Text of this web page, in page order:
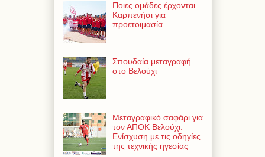
Ποιες ομάδες έρχονται
Καρπενήσι για
προετοιμασία
Σπουδαία μεταγραφή
στο Βελούχι
Μεταγραφικό σαφάρι για
τον ΑΠΟΚ Βελούχι:
Ενίσχυση με τις οδηγίες
της τεχνικής ηγεσίας